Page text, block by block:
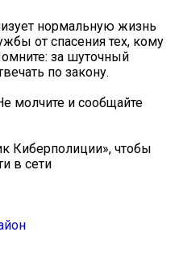
нормальную жизнь
от спасения тех, кому
за шуточный
по закону.
молчите и сообщайте
Киберполиции», чтобы
в сети